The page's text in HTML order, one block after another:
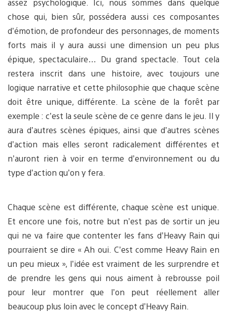
chose qui, bien sûr, possédera aussi ces composantes
d’émotion, de profondeur des personnages, de moments
forts mais il y aura aussi une dimension un peu plus
épique, spectaculaire… Du grand spectacle. Tout cela
restera inscrit dans une histoire, avec toujours une
logique narrative et cette philosophie que chaque scène
doit être unique, différente. La scène de la forêt par
exemple : c’est la seule scène de ce genre dans le jeu. Il y
aura d’autres scènes épiques, ainsi que d’autres scènes
d’action mais elles seront radicalement différentes et
n’auront rien à voir en terme d’environnement ou du
type d’action qu’on y fera.
Chaque scène est différente, chaque scène est unique.
Et encore une fois, notre but n’est pas de sortir un jeu
qui ne va faire que contenter les fans d’Heavy Rain qui
pourraient se dire « Ah oui. C’est comme Heavy Rain en
un peu mieux », l’idée est vraiment de les surprendre et
de prendre les gens qui nous aiment à rebrousse poil
pour leur montrer que l’on peut réellement aller
beaucoup plus loin avec le concept d’Heavy Rain.